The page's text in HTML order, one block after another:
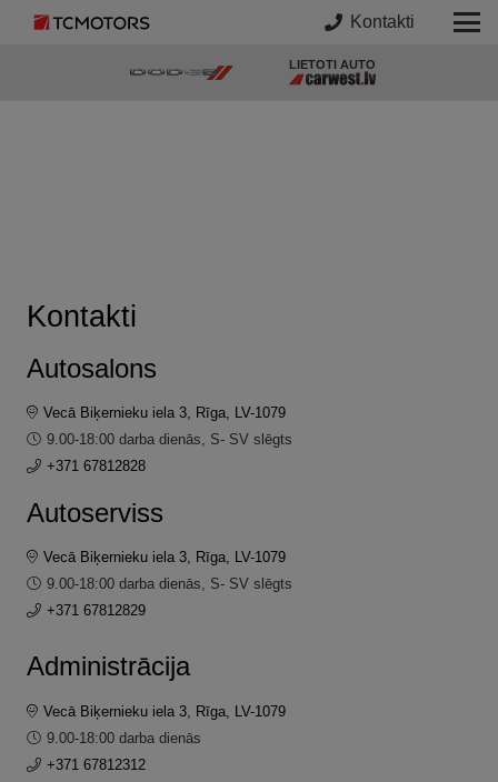
Kontakti
LIETOTI AUTO
Kontakti
Autosalons
Vecā Biķernieku iela 3, Rīga, LV-1079
9.00-18:00 darba dienās, S- SV slēgts
+371 67812828
Autoserviss
Vecā Biķernieku iela 3, Rīga, LV-1079
9.00-18:00 darba dienās, S- SV slēgts
+371 67812829
Administrācija
Vecā Biķernieku iela 3, Rīga, LV-1079
9.00-18:00 darba dienās
+371 67812312